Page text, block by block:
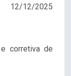
12/2025
corretiva de